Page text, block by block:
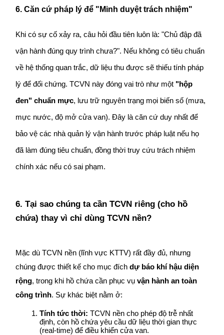
6. Căn cứ pháp lý để "Minh duyệt trách nhiệm"
Khi có sự cố xảy ra, câu hỏi đầu tiên luôn là: "Chủ đập đã
vận hành đúng quy trình chưa?". Nếu không có tiêu chuẩn
về hệ thống quan trắc, dữ liệu thu được sẽ thiếu tính pháp
lý để đối chứng. TCVN này đóng vai trò như một "hộp
đen" chuẩn mực, lưu trữ nguyên trạng mọi biến số (mưa,
mực nước, độ mở cửa van). Đây là căn cứ duy nhất để
bảo vệ các nhà quản lý vận hành trước pháp luật nếu họ
đã làm đúng tiêu chuẩn, đồng thời truy cứu trách nhiệm
chính xác nếu có sai phạm.
6. Tại sao chúng ta cần TCVN riêng (cho hồ
chứa) thay vì chỉ dùng TCVN nền?
Mặc dù TCVN nền (lĩnh vực KTTV) rất đầy đủ, nhưng
chúng được thiết kế cho mục đích dự báo khí hậu diện
rộng, trong khi hồ chứa cần phục vụ vận hành an toàn
công trình. Sự khác biệt nằm ở:
Tính tức thời: TCVN nền cho phép độ trễ nhất
định, còn hồ chứa yêu cầu dữ liệu thời gian thực
(real-time) để điều khiển cửa van.